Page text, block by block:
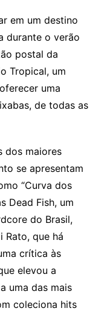
em um destino
durante o verão
postal da
Tropical, um
uma
de todas as
dos maiores
se apresentam
“Curva dos
Dead Fish, um
do Brasil,
Rato, que há
crítica às
elevou a
uma das mais
coleciona hits